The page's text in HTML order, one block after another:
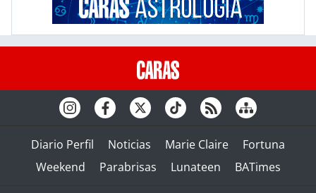
Diario Perfil Noticias Marie Claire
Fortuna
Weekend
Parabrisas Lunateen BATimes